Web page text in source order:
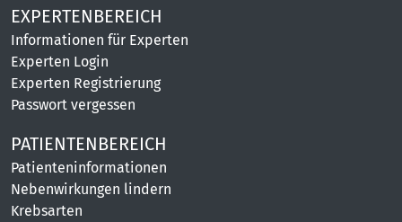
EXPERTENBEREICH
Informationen für Experten
Experten Login
Experten Registrierung
Passwort vergessen
PATIENTENBEREICH
Patienteninformationen
Nebenwirkungen lindern
Krebsarten